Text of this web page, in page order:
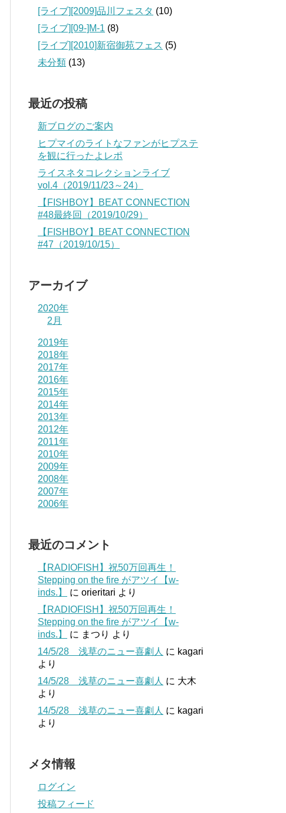
[ライブ][2009]品川フェスタ (10)
[ライブ][09‐]M-1 (8)
[ライブ][2010]新宿御苑フェス (5)
未分類 (13)
最近の投稿
新ブログのご案内
ヒプマイのライトなファンがヒプステ
を観に行ったよレポ
ライスネタコレクションライブ
vol.4（2019/11/23～24）
【FISHBOY】BEAT CONNECTION
#48最終回（2019/10/29）
【FISHBOY】BEAT CONNECTION
#47（2019/10/15）
アーカイブ
2020年
2月
2019年
2018年
2017年
2016年
2015年
2014年
2013年
2012年
2011年
2010年
2009年
2008年
2007年
2006年
最近のコメント
【RADIOFISH】祝50万回再生！
Stepping on the fire がアツイ【w-
inds.】
に orieritari より
【RADIOFISH】祝50万回再生！
Stepping on the fire がアツイ【w-
inds.】
に まつり より
14/5/28 浅草のニュー喜劇人 に kagari
より
14/5/28 浅草のニュー喜劇人 に 大木
より
14/5/28 浅草のニュー喜劇人 に kagari
より
メタ情報
ログイン
投稿フィード